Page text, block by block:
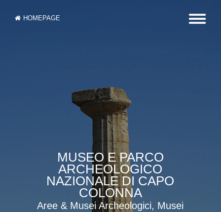
HOMEPAGE
MUSEO E PARCO
ARCHEOLOGICO
NAZIONALE DI CAPO
COLONNA
Aree & Musei Archeologici, Musei